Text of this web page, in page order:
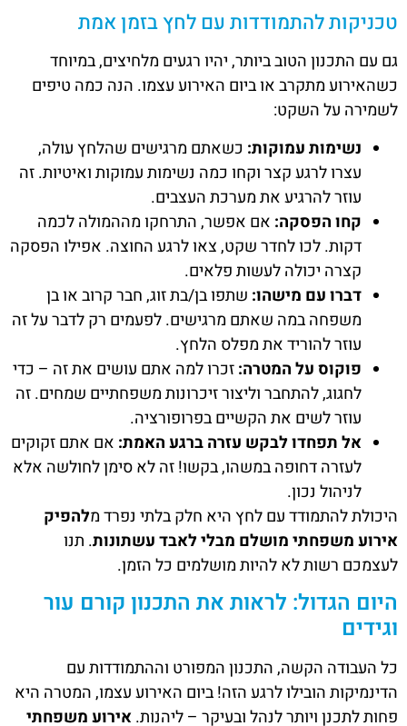
טכניקות להתמודדות עם לחץ בזמן אמת
גם עם התכנון הטוב ביותר, יהיו רגעים מלחיצים, במיוחד
כשהאירוע מתקרב או ביום האירוע עצמו. הנה כמה טיפים
לשמירה על השקט:
נשימות עמוקות: כשאתם מרגישים שהלחץ עולה,
עצרו לרגע קצר וקחו כמה נשימות עמוקות ואיטיות. זה
עוזר להרגיע את מערכת העצבים.
קחו הפסקה: אם אפשר, התרחקו מההמולה לכמה
דקות. לכו לחדר שקט, צאו לרגע החוצה. אפילו הפסקה
קצרה יכולה לעשות פלאים.
דברו עם מישהו: שתפו בן/בת זוג, חבר קרוב או בן
משפחה במה שאתם מרגישים. לפעמים רק לדבר על זה
עוזר להוריד את מפלס הלחץ.
פוקוס על המטרה:זכרו למה אתם עושים את זה – כדי
לחגוג, להתחבר וליצור זיכרונות משפחתיים שמחים. זה
עוזר לשים את הקשיים בפרופורציה.
אל תפחדו לבקש עזרה ברגע האמת: אם אתם זקוקים
לעזרה דחופה במשהו, בקשו! זה לא סימן לחולשה אלא
לניהול נכון.
היכולת להתמודד עם לחץ היא חלק בלתי נפרד מלהפיק
אירוע משפחתי מושלם מבלי לאבד עשתונות. תנו
לעצמכם רשות לא להיות מושלמים כל הזמן.
היום הגדול: לראות את התכנון קורם עור
וגידים
כל העבודה הקשה, התכנון המפורט וההתמודדות עם
הדינמיקות הובילו לרגע הזה! ביום האירוע עצמו, המטרה היא
פחות לתכנן ויותר לנהל ובעיקר – ליהנות.אירוע משפחתי